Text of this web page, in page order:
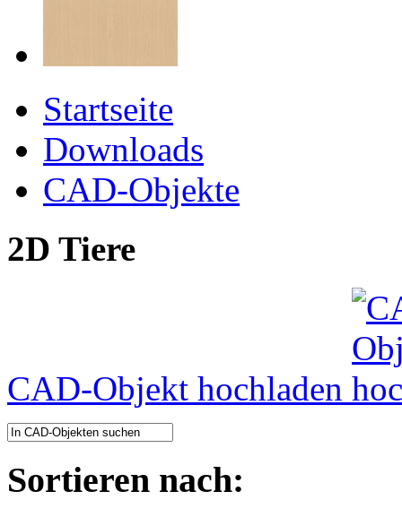
Startseite
Downloads
CAD-Objekte
2D Tiere
CAD-Objekt hochladen
Sortieren nach: